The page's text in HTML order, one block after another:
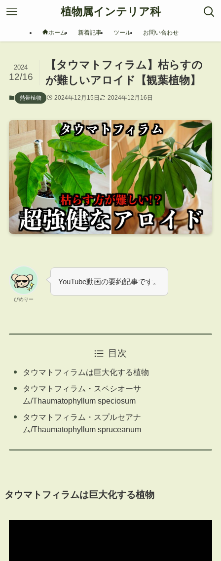
植物属インテリア科
ホーム 新着記事 ツール お問い合わせ
【タウマトフィラム】枯らすの
が難しいアロイド【観葉植物】
2024
12/16
熱帯植物 2024年12月15日 2024年12月16日
ぴめりー
YouTube動画の要約記事です。
目次
タウマトフィラムは巨大化する植物
タウマトフィラム・スペシオーサ
ム/Thaumatophyllum speciosum
タウマトフィラム・スプルセアナ
ム/Thaumatophyllum spruceanum
タウマトフィラムは巨大化する植物